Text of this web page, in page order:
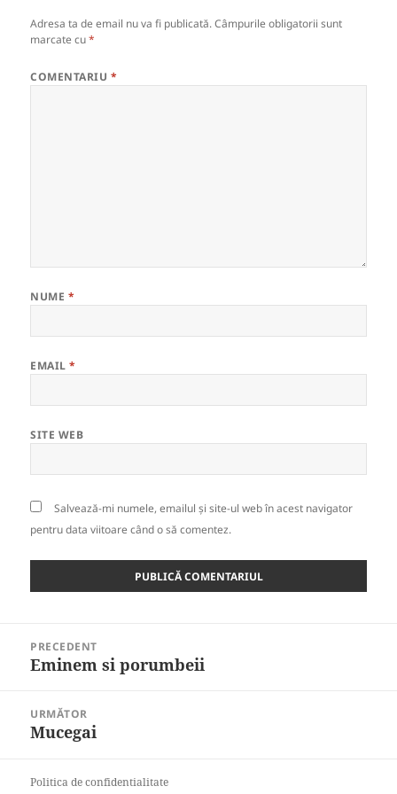
Adresa ta de email nu va fi publicată. Câmpurile obligatorii sunt
marcate cu*
COMENTARIU *
NUME *
EMAIL*
SITE WEB
Salvează-mi numele, emailul și site-ul web în acest navigator
pentru data viitoare când o să comentez.
articole
PRECEDENT
Articolul
Eminem si porumbeii
URMĂTOR
Articolul
Mucegai
Politica de confidentialitate